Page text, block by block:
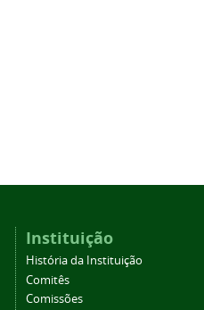
Instituição
História da Instituição
Comitês
Comissões